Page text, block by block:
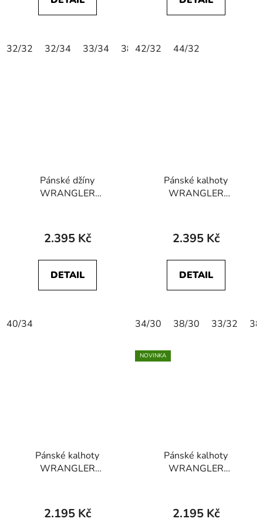
32/32 32/34 33/34 38/3442/32 44/32
Pánské džíny
WRANGLER
STRETCH Dandelion
Summer
2.395 Kč
DETAIL
40/34
Pánské kalhoty
WRANGLER
STRETCH Mahogany
2.395 Kč
DETAIL
34/30 38/30 33/32
Pánské kalhoty
WRANGLER
Navy
2.195 Kč
NOVINKA
Pánské kalhoty
WRANGLER
STRETCH Bracken
2.195 Kč